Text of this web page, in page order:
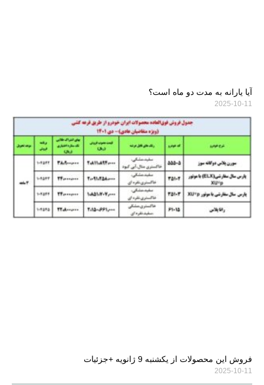
آیا یارانه به مدت دو ماه است؟
2025-10-11
فروش این محصولات از یکشنبه 9 ژانویه +جزئیات
2025-10-11